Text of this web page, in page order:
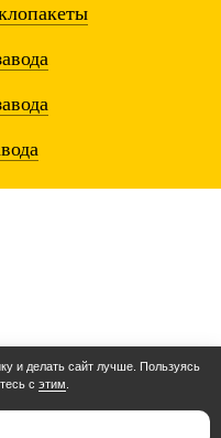
Звоните!
и делать сайт лучше. Пользуясь
с этим